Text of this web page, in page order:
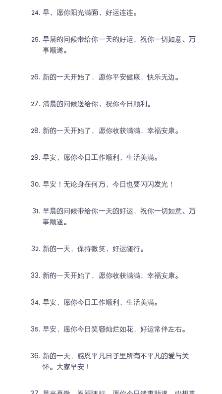
早，愿你阳光满面，好运连连。
早晨的问候带给你一天的好运，祝你一切如意、万
事顺遂。
新的一天开始了，愿你平安健康，快乐无边。
清晨的问候送给你，祝你今日顺利。
新的一天开始了，愿你收获满满，幸福安康。
早安，愿你今日工作顺利，生活美满。
早安！无论身在何方，今日也要闪闪发光！
早晨的问候带给你一天的好运，祝你一切如意、万
事顺遂。
新的一天，保持微笑，好运随行。
新的一天开始了，愿你收获满满，幸福安康。
早安，愿你今日工作顺利，生活美满。
早安，愿你今日笑容灿烂如花，好运常伴左右。
新的一天，感恩平凡日子里所有不平凡的爱与关
怀。大家早安！